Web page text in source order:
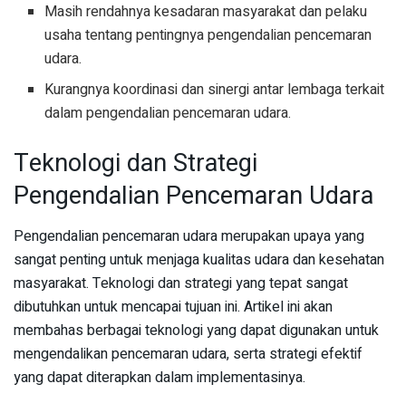
Masih rendahnya kesadaran masyarakat dan pelaku
usaha tentang pentingnya pengendalian pencemaran
udara.
Kurangnya koordinasi dan sinergi antar lembaga terkait
dalam pengendalian pencemaran udara.
Teknologi dan Strategi
Pengendalian Pencemaran Udara
Pengendalian pencemaran udara merupakan upaya yang
sangat penting untuk menjaga kualitas udara dan kesehatan
masyarakat. Teknologi dan strategi yang tepat sangat
dibutuhkan untuk mencapai tujuan ini. Artikel ini akan
membahas berbagai teknologi yang dapat digunakan untuk
mengendalikan pencemaran udara, serta strategi efektif
yang dapat diterapkan dalam implementasinya.